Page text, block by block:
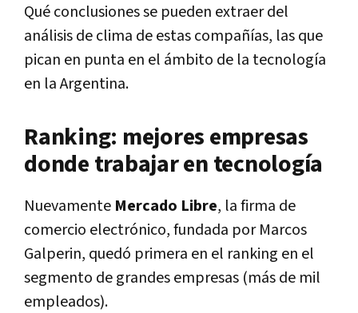
Qué conclusiones se pueden extraer del
análisis de clima de estas compañías, las que
pican en punta en el ámbito de la tecnología
en la Argentina.
Ranking: mejores empresas
donde trabajar en tecnología
Nuevamente Mercado Libre, la firma de
comercio electrónico, fundada por Marcos
Galperin, quedó primera en el ranking en el
segmento de grandes empresas (más de mil
empleados).